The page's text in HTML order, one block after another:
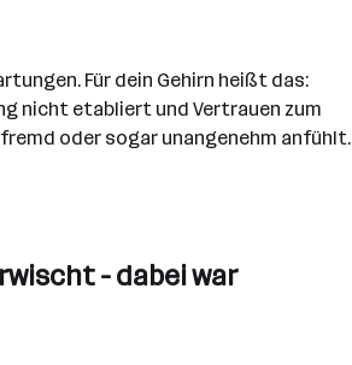
Für dein Gehirn heißt das:
nicht etabliert und Vertrauen zum
oder sogar unangenehm anfühlt.
- dabei war